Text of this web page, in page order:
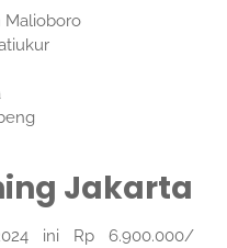
Malioboro
Jakarta
ini Rp 6.900.000/